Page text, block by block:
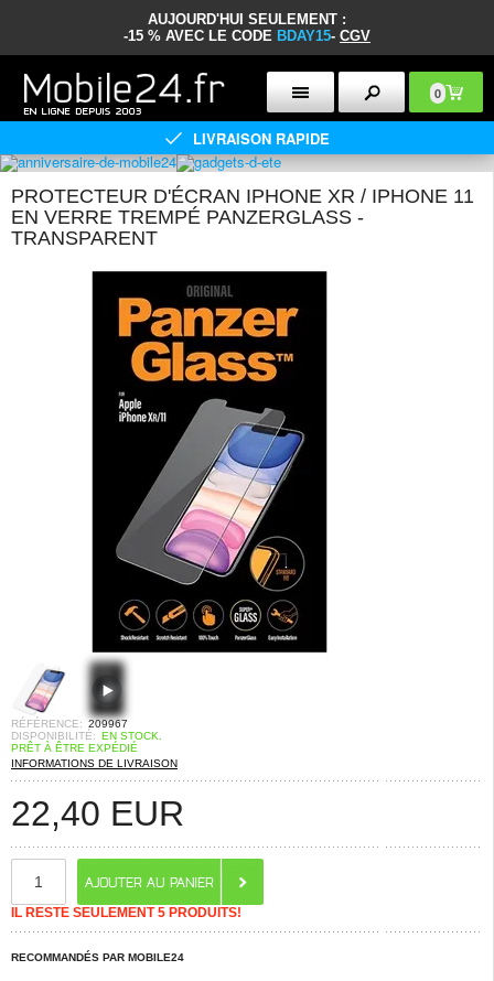
AUJOURD'HUI SEULEMENT :
-15 % AVEC LE CODE BDAY15- CGV
0
LIVRAISON RAPIDE
PROTECTEUR D'ÉCRAN IPHONE XR / IPHONE 11
EN VERRE TREMPÉ PANZERGLASS -
TRANSPARENT
RÉFÉRENCE: 209967
DISPONIBILITÉ: EN STOCK.
PRÊT À ÊTRE EXPÉDIÉ
INFORMATIONS DE LIVRAISON
22,40 EUR
IL RESTE SEULEMENT 5 PRODUITS!
RECOMMANDÉS PAR MOBILE24